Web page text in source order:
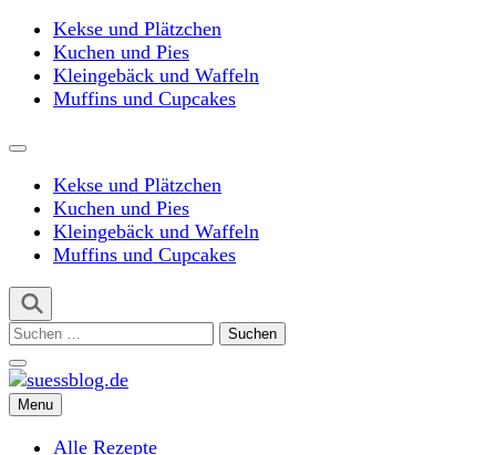
Kekse und Plätzchen
Kuchen und Pies
Kleingebäck und Waffeln
Muffins und Cupcakes
Kekse und Plätzchen
Kuchen und Pies
Kleingebäck und Waffeln
Muffins und Cupcakes
Suchen
Menu
Alle Rezepte